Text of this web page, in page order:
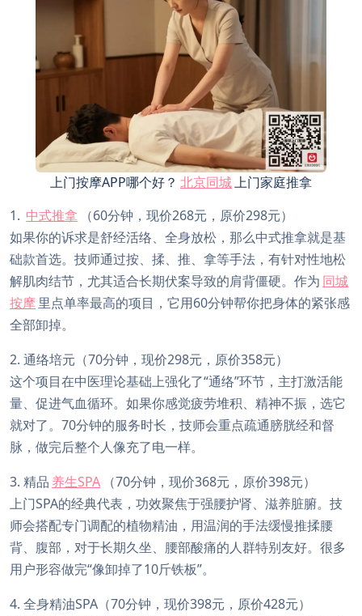
上门按摩APP哪个好？ 北京同城上门家庭推拿
1. 中式推拿 （60分钟，现价268元，原价298元）
如果你的诉求是舒经活络、全身放松，那么中式推拿就是基
础款首选。技师通过按、揉、推、拿等手法，有针对性地松
解肌肉结节，尤其适合长期伏案导致的肩背僵硬。作为 同城
按摩 里点单率最高的项目，它用60分钟帮你把身体的紧张感
全部卸掉。
2. 通络培元（70分钟，现价298元，原价358元）
这个项目在中医理论基础上强化了“通络”环节，主打激活能
量、促进气血循环。如果你感觉疲劳堆积、精神不振，选它
就对了。70分钟的服务时长，技师会重点疏通膀胱经和督
脉，做完后整个人像充了电一样。
3. 精品 养生SPA （70分钟，现价368元，原价398元）
上门SPA的经典代表，功效聚焦于强腰护肾、滋养脏腑。技
师会搭配专门调配的植物精油，用温润的手法缓慢推揉腰
背、腹部，对于长期久坐、腰部酸痛的人群特别友好。很多
用户形容做完“像卸掉了10斤铁板”。
4. 全身精油SPA（70分钟，现价398元，原价428元）